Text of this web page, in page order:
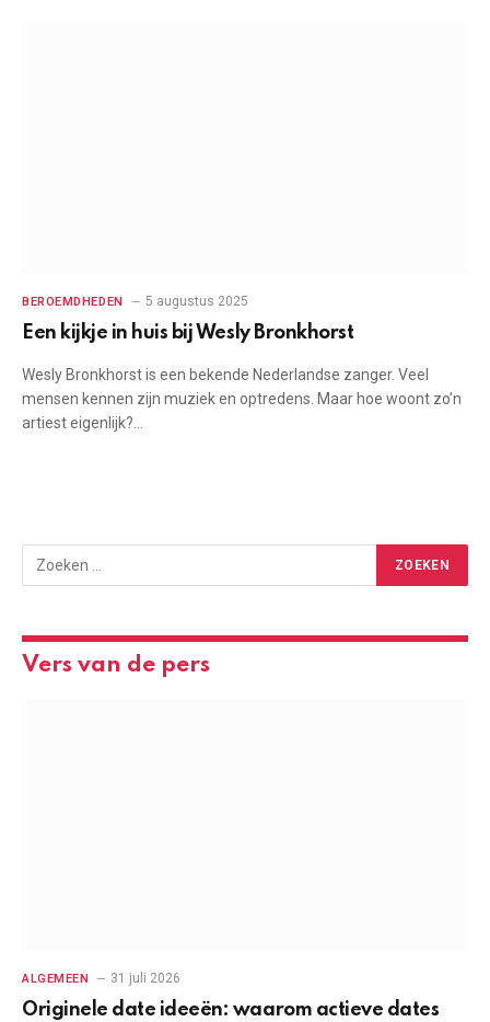
BEROEMDHEDEN 5 augustus 2025
Een kijkje in huis bij Wesly Bronkhorst
Wesly Bronkhorst is een bekende Nederlandse zanger. Veel
mensen kennen zijn muziek en optredens. Maar hoe woont zo’n
artiest eigenlijk?…
Vers van de pers
ALGEMEEN 31 juli 2026
Originele date ideeën: waarom actieve dates